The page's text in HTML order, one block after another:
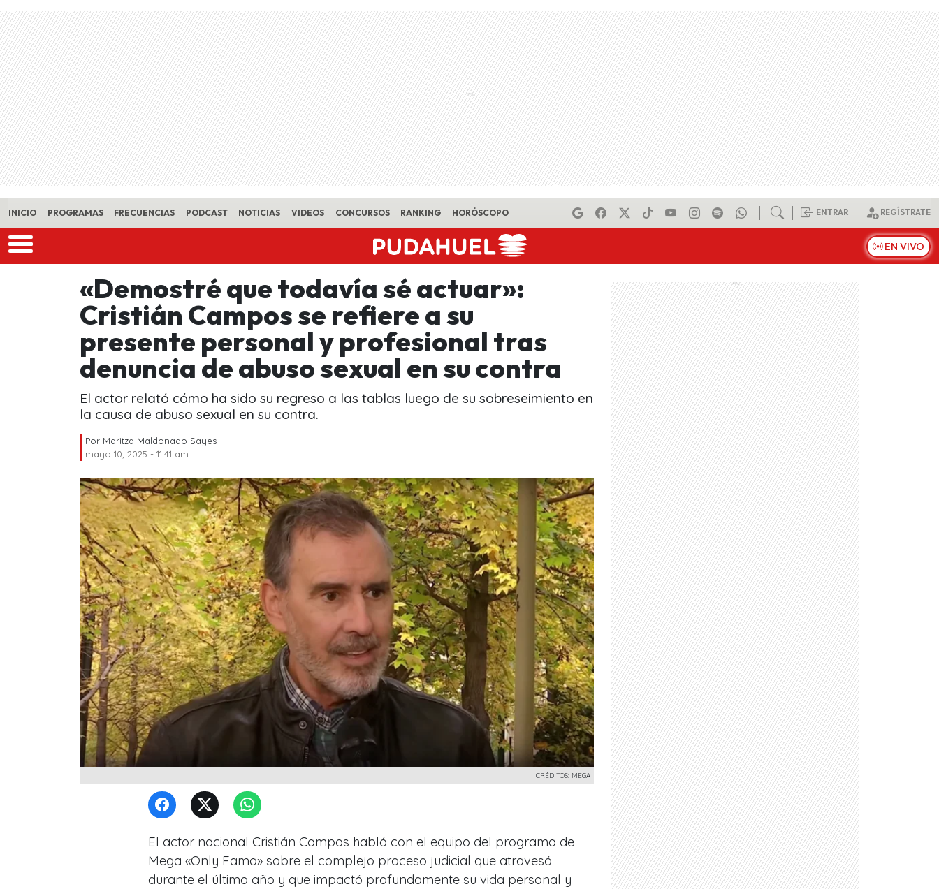
Skip to main content
INICIO PROGRAMAS FRECUENCIAS PODCAST NOTICIAS VIDEOS CONCURSOS RANKING HORÓSCOPO ENTRAR REGÍSTRATE
EN VIVO
«Demostré que todavía sé actuar»:
Cristián Campos se refiere a su
presente personal y profesional tras
denuncia de abuso sexual en su contra
El actor relató cómo ha sido su regreso a las tablas luego de su sobreseimiento en
la causa de abuso sexual en su contra.
Por Maritza Maldonado Sayes
mayo 10, 2025 - 11:41 am
CRÉDITOS: MEGA
El actor nacional Cristián Campos habló con el equipo del programa de
Mega «Only Fama» sobre el complejo proceso judicial que atravesó
durante el último año y que impactó profundamente su vida personal y